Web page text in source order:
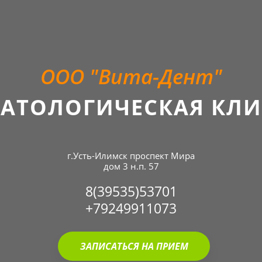
ООО "Вита-Дент"
г.Усть-Илимск проспект Мира
дом 3 н.п. 57
8(39535)53701
+79249911073
ЗАПИСАТЬСЯ НА ПРИЕМ